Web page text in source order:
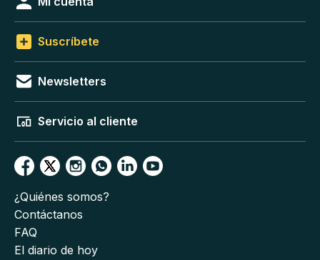
Suscríbete
Newsletters
Servicio al cliente
¿Quiénes somos?
Contáctanos
FAQ
El diario de hoy